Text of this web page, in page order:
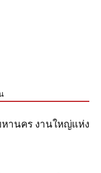
านคร งานใหญ่แห่ง